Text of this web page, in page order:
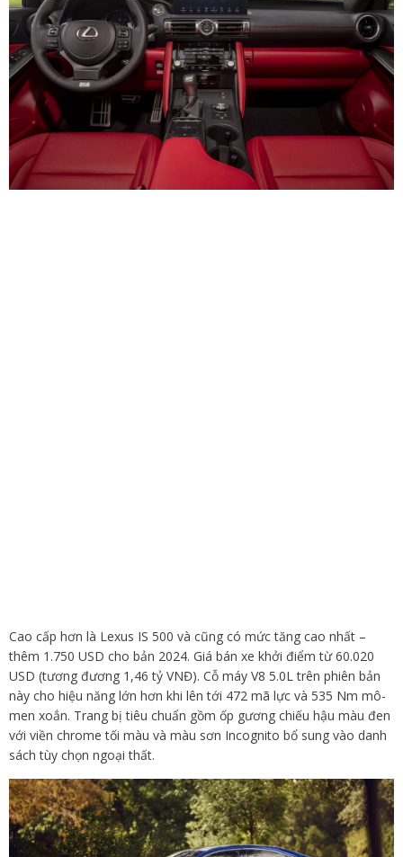
Cao cấp hơn là Lexus IS 500 và cũng có mức tăng cao nhất –
thêm 1.750 USD cho bản 2024. Giá bán xe khởi điểm từ 60.020
USD (tương đương 1,46 tỷ VNĐ). Cỗ máy V8 5.0L trên phiên bản
này cho hiệu năng lớn hơn khi lên tới 472 mã lực và 535 Nm mô-
men xoắn. Trang bị tiêu chuẩn gồm ốp gương chiếu hậu màu đen
với viền chrome tối màu và màu sơn Incognito bổ sung vào danh
sách tùy chọn ngoại thất.